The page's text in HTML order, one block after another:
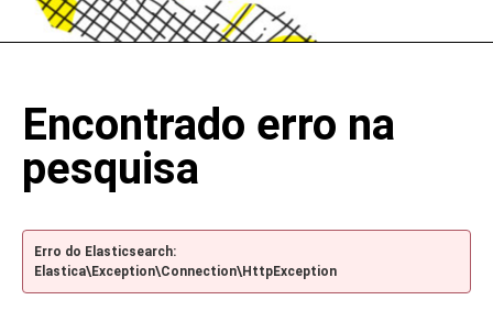
Encontrado erro na
pesquisa
Erro do Elasticsearch:
Elastica\Exception\Connection\HttpException